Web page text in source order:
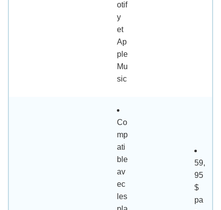
otif
y
et
Ap
ple
Mu
sic
Co
mp
ati
ble
av
ec
les
59,
95
$
pa